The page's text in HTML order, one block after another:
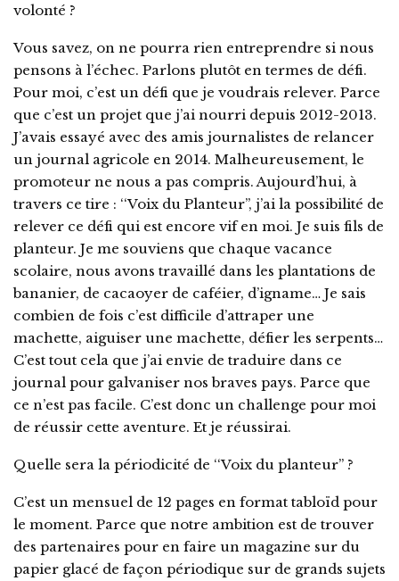
volonté ?
Vous savez, on ne pourra rien entreprendre si nous
pensons à l’échec. Parlons plutôt en termes de défi.
Pour moi, c’est un défi que je voudrais relever. Parce
que c’est un projet que j’ai nourri depuis 2012-2013.
J’avais essayé avec des amis journalistes de relancer
un journal agricole en 2014. Malheureusement, le
promoteur ne nous a pas compris. Aujourd’hui, à
travers ce tire : ‘‘Voix du Planteur’’, j’ai la possibilité de
relever ce défi qui est encore vif en moi. Je suis fils de
planteur. Je me souviens que chaque vacance
scolaire, nous avons travaillé dans les plantations de
bananier, de cacaoyer de caféier, d’igname… Je sais
combien de fois c’est difficile d’attraper une
machette, aiguiser une machette, défier les serpents…
C’est tout cela que j’ai envie de traduire dans ce
journal pour galvaniser nos braves pays. Parce que
ce n’est pas facile. C’est donc un challenge pour moi
de réussir cette aventure. Et je réussirai.
Quelle sera la périodicité de ‘‘Voix du planteur’’ ?
C’est un mensuel de 12 pages en format tabloïd pour
le moment. Parce que notre ambition est de trouver
des partenaires pour en faire un magazine sur du
papier glacé de façon périodique sur de grands sujets